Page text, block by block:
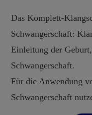
Das Komplett-
Schwangerschaft:
Einleitung der
Schwangerschaft.
Für die Anwendung
Schwangerschaft